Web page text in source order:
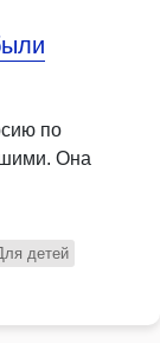
по
Она
детей